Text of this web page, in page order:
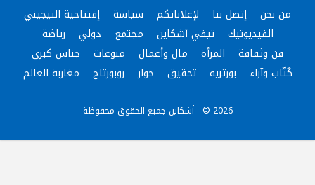
من نحن إتصل بنا لإعلاناتكم سياسة
إفتتاحية التيجيني
الفيديوتيك
تيفي آشكاين مجتمع دولي
رياضة
فن وثقافة
المرأة مال وأعمال منوعات
جناس كبرى
كُتّاب وآراء
بورتريه تحقيق حوار روبورتاج مغاربة العالم
2026 © - أشكاين جميع الحقوق محفوظة